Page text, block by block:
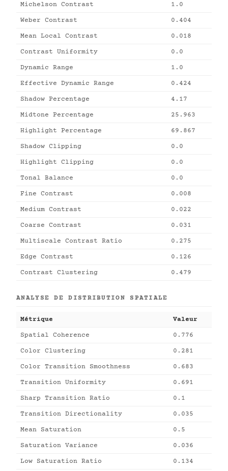
Michelson Contrast 1.0
Weber Contrast 0.404
Mean Local Contrast 0.018
Contrast Uniformity 0.0
Dynamic Range 1.0
Effective Dynamic Range 0.424
Shadow Percentage 4.17
Midtone Percentage 25.963
Highlight Percentage 69.867
Shadow Clipping 0.0
Highlight Clipping 0.0
Tonal Balance 0.0
Fine Contrast 0.008
Medium Contrast 0.022
Coarse Contrast 0.031
Multiscale Contrast Ratio 0.275
Edge Contrast 0.126
Contrast Clustering 0.479
ANALYSE DE DISTRIBUTION SPATIALE
Métrique Valeur
Spatial Coherence 0.776
Color Clustering 0.281
Color Transition Smoothness 0.683
Transition Uniformity 0.691
Sharp Transition Ratio 0.1
Transition Directionality 0.035
Mean Saturation 0.5
Saturation Variance 0.036
Low Saturation Ratio 0.134